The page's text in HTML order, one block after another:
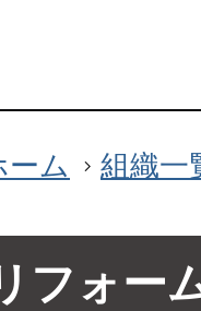
ーム 組織一
フォー